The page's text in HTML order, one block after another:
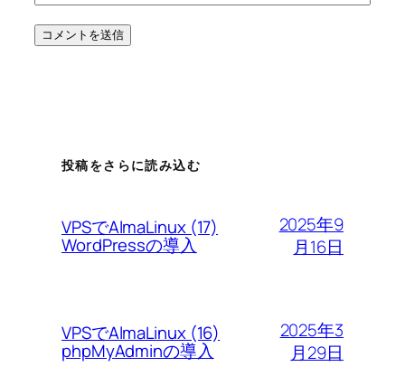
投稿をさらに読み込む
VPSでAlmaLinux (17)
WordPressの導入
2025年9
月16日
VPSでAlmaLinux (16)
phpMyAdminの導入
2025年3
月29日